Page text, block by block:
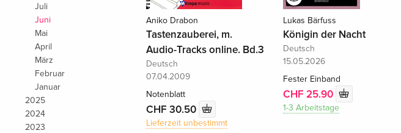
Juli
Juni
Mai
April
März
Februar
Januar
2025
2024
2023
Aniko Drabon
Tastenzauberei, m.
Audio-Tracks online. Bd.3
Deutsch
07.04.2009
Notenblatt
CHF 30.50
Lieferzeit unbestimmt
Lukas Bärfuss
Königin der Nacht
Deutsch
15.05.2026
Fester Einband
CHF 25.90
1-3 Arbeitstage